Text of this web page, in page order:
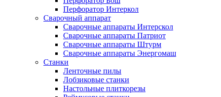
Перфоратор Интеркол
Сварочный аппарат
Сварочные аппараты Интерскол
Сварочные аппараты Патриот
Сварочные аппараты Штурм
Сварочные аппараты Энергомаш
Станки
Ленточные пилы
Лобзиковые станки
Настольные плиткорезы